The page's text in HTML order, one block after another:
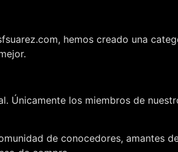
hemos creado una
Únicamente los miembros de
de conocedores, amantes